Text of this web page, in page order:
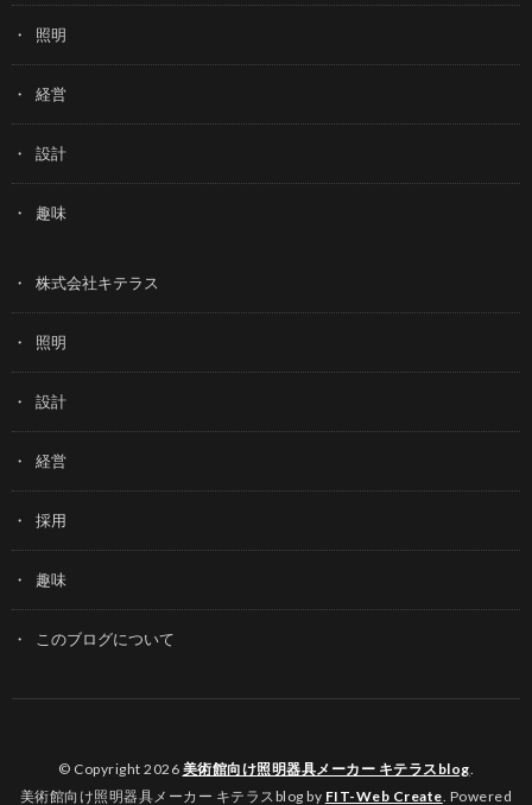
照明
経営
設計
趣味
株式会社キテラス
照明
設計
経営
採用
趣味
このブログについて
© Copyright 2026 美術館向け照明器具メーカー キテラスblog.
美術館向け照明器具メーカー キテラスblog by FIT-Web Create. Powered